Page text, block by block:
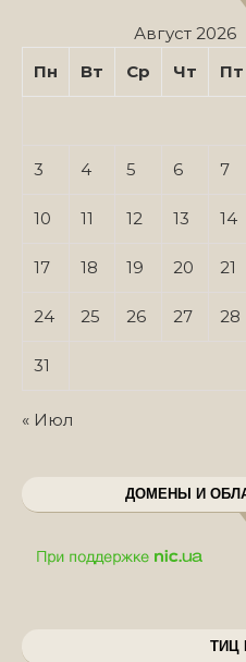
Август 2026
Пн
Вт Ср Чт Пт
3 4 5 6 7
10 11 12 13 14
17 18 19 20 21
24 25 26 27 28
31
« Июл
ДОМЕНЫ И
ТИЦ